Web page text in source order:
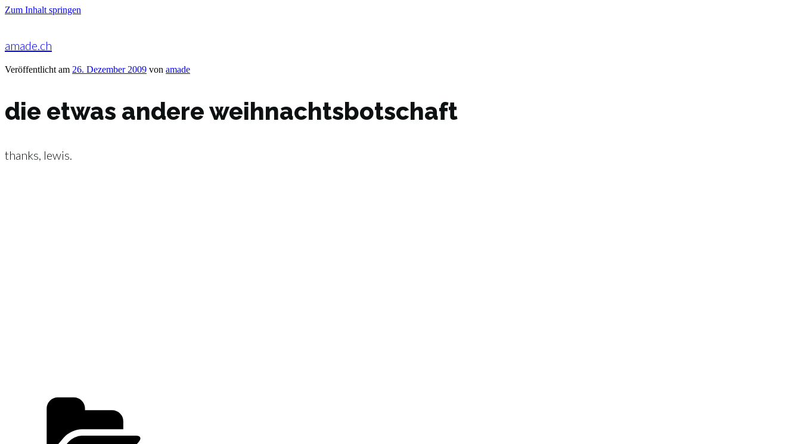
Zum Inhalt springen
amade.ch
Veröffentlicht am 26. Dezember 2009 von amade
die etwas andere weihnachtsbotschaft
thanks, lewis.